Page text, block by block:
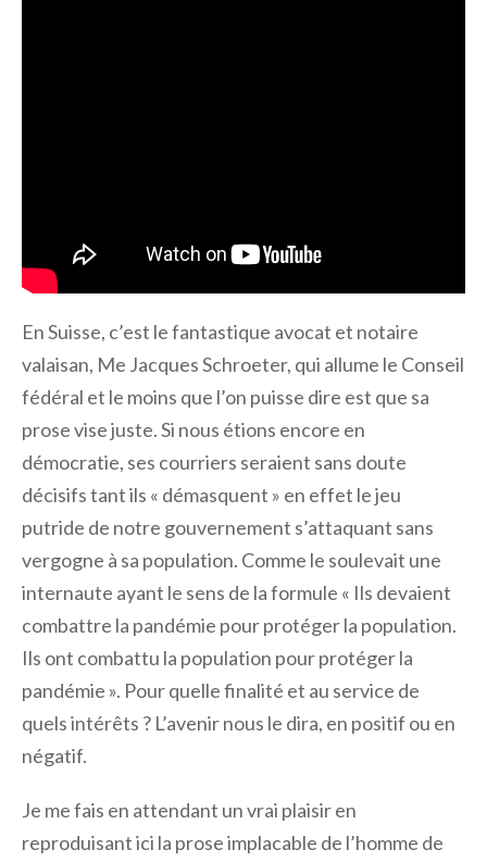
En Suisse, c’est le fantastique avocat et notaire
valaisan, Me Jacques Schroeter, qui allume le Conseil
fédéral et le moins que l’on puisse dire est que sa
prose vise juste. Si nous étions encore en
démocratie, ses courriers seraient sans doute
décisifs tant ils « démasquent » en effet le jeu
putride de notre gouvernement s’attaquant sans
vergogne à sa population. Comme le soulevait une
internaute ayant le sens de la formule « Ils devaient
combattre la pandémie pour protéger la population.
Ils ont combattu la population pour protéger la
pandémie ». Pour quelle finalité et au service de
quels intérêts ? L’avenir nous le dira, en positif ou en
négatif.
Je me fais en attendant un vrai plaisir en
reproduisant ici la prose implacable de l’homme de